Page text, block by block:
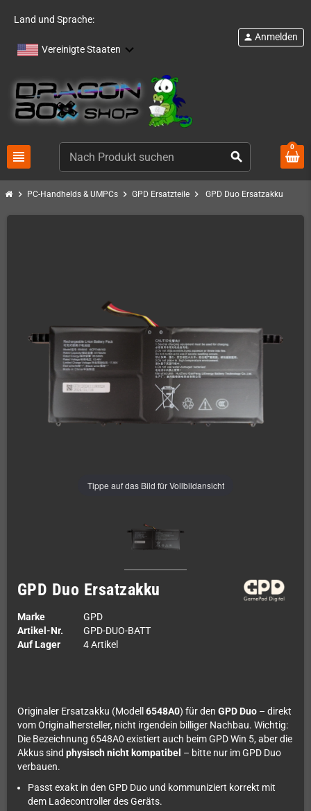
Land und Sprache:
Vereinigte Staaten
view_headline search
person Anmelden
0
chevron_right PC-Handhelds & UMPCs chevron_right GPD Ersatzteile chevron_right GPD Duo Ersatzakku
Tippe auf das Bild für Vollbildansicht
GPD Duo Ersatzakku
Marke
GPD
Artikel-Nr.
GPD-DUO-BATT
Auf Lager
4 Artikel
Originaler Ersatzakku (Modell 6548A0) für den GPD Duo – direkt
vom Originalhersteller, nicht irgendein billiger Nachbau. Wichtig:
Die Bezeichnung 6548A0 existiert auch beim GPD Win 5, aber die
Akkus sind physisch nicht kompatibel – bitte nur im GPD Duo
verbauen.
Passt exakt in den GPD Duo und kommuniziert korrekt mit
dem Ladecontroller des Geräts.